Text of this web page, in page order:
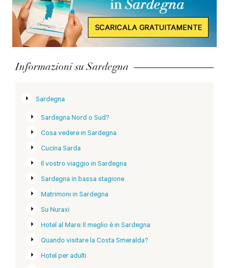
Informazioni su Sardegna
Sardegna
Sardegna Nord o Sud?
Cosa vedere in Sardegna
Cucina Sarda
Il vostro viaggio in Sardegna
Sardegna in bassa stagione
Matrimoni in Sardegna
Su Nuraxi
Hotel al Mare: Il meglio è in Sardegna
Quando visitare la Costa Smeralda?
Hotel per adulti